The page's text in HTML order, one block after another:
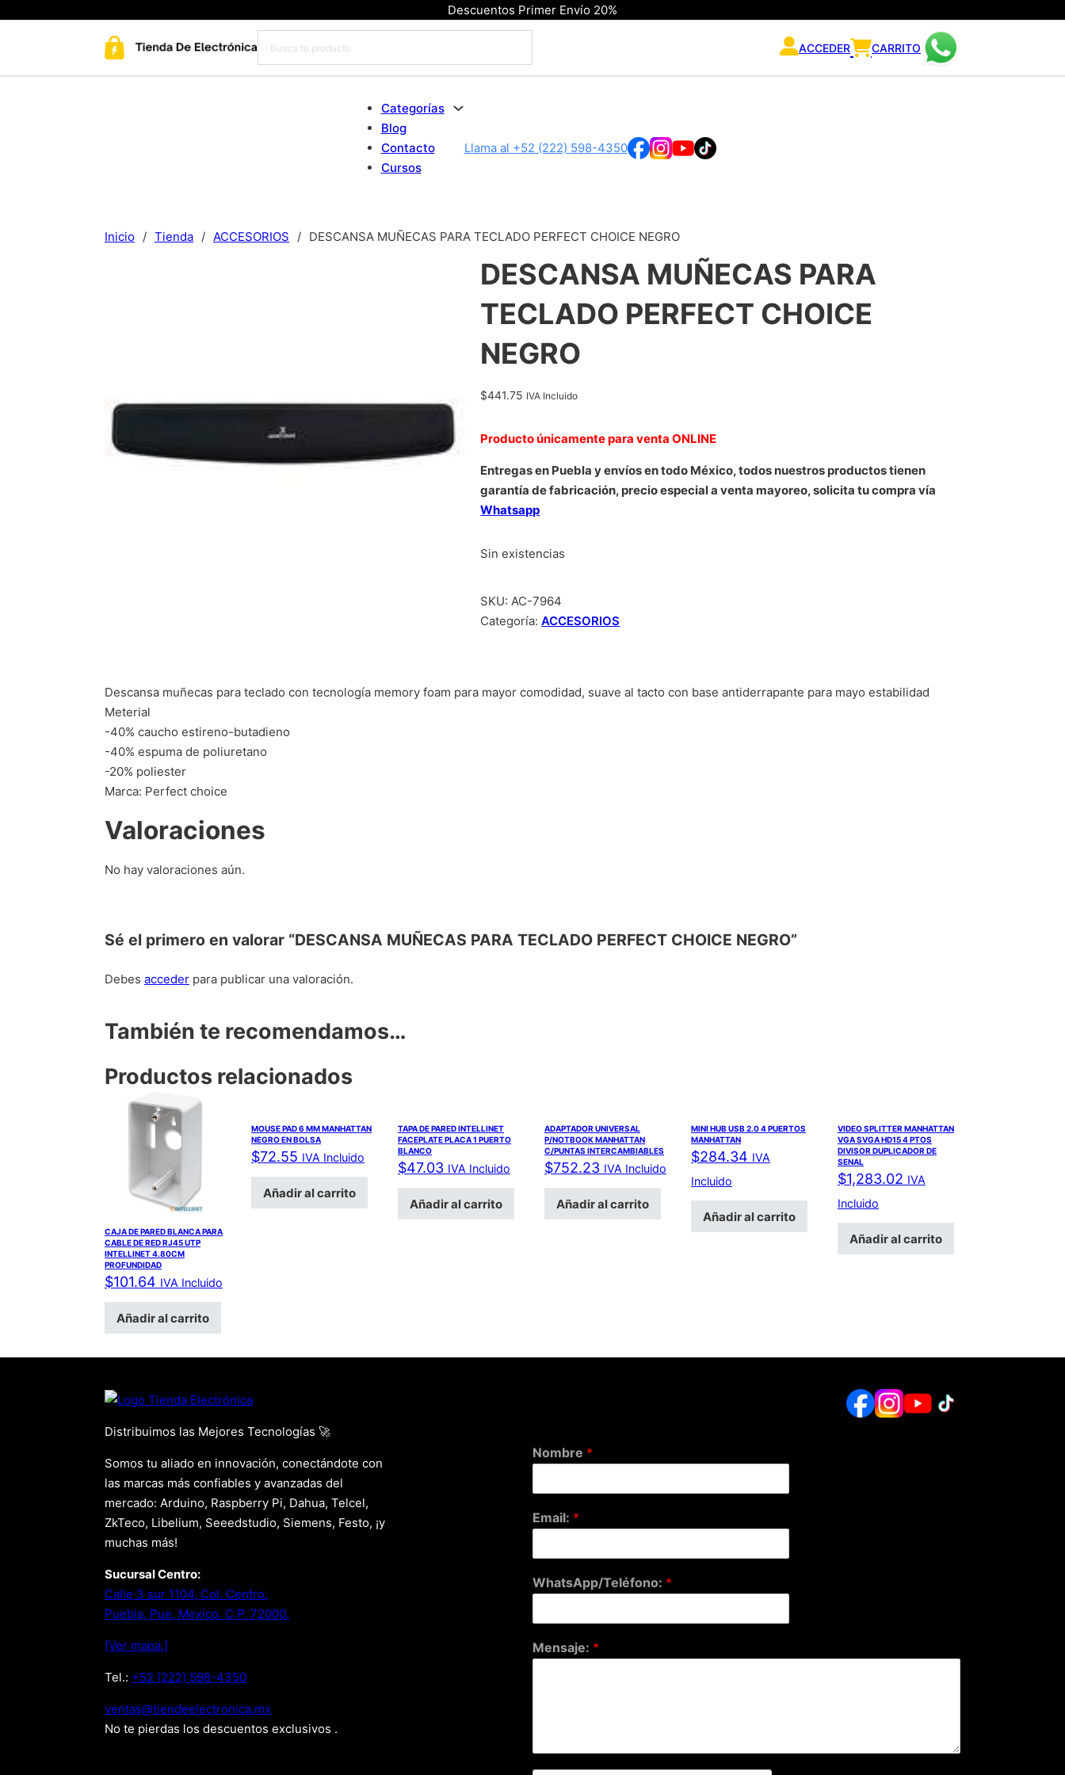
Descuentos Primer Envío 20%
ACCEDER CARRITO
Categorías
Blog
Contacto
Cursos
Llama al +52 (222) 598-4350
Inicio / Tienda / ACCESORIOS / DESCANSA MUÑECAS PARA TECLADO PERFECT CHOICE NEGRO
DESCANSA MUÑECAS PARA
TECLADO PERFECT CHOICE
NEGRO
$441.75 IVA Incluido
Producto únicamente para venta ONLINE
Entregas en Puebla y envíos en todo México, todos nuestros productos tienen
garantía de fabricación, precio especial a venta mayoreo, solicita tu compra vía
Whatsapp
Sin existencias
SKU:AC-7964
Categoría:ACCESORIOS
Descansa muñecas para teclado con tecnología memory foam para mayor comodidad, suave al tacto con base antiderrapante para mayo estabilidad
Meterial
-40% caucho estireno-butadieno
-40% espuma de poliuretano
-20% poliester
Marca: Perfect choice
Valoraciones
No hay valoraciones aún.
Sé el primero en valorar “DESCANSA MUÑECAS PARA TECLADO PERFECT CHOICE NEGRO”
Debes acceder para publicar una valoración.
También te recomendamos…
Productos relacionados
CAJA DE PARED BLANCA PARA
CABLE DE RED RJ45 UTP
INTELLINET 4.80CM
PROFUNDIDAD
$101.64 IVA Incluido
Añadir al carrito
MOUSE PAD 6 MM MANHATTAN
NEGRO EN BOLSA
$72.55 IVA Incluido
Añadir al carrito
TAPA DE PARED INTELLINET
FACEPLATE PLACA 1 PUERTO
BLANCO
$47.03 IVA Incluido
Añadir al carrito
ADAPTADOR UNIVERSAL
P/NOTBOOK MANHATTAN
C/PUNTAS INTERCAMBIABLES
$752.23 IVA Incluido
Añadir al carrito
MINI HUB USB 2.0 4 PUERTOS
MANHATTAN
$284.34 IVA
Incluido
Añadir al carrito
VIDEO SPLITTER MANHATTAN
VGA SVGA HD15 4 PTOS
DIVISOR DUPLICADOR DE
SENAL
$1,283.02 IVA
Incluido
Añadir al carrito
Distribuimos las Mejores Tecnologías 🚀
Somos tu aliado en innovación, conectándote con
las marcas más confiables y avanzadas del
mercado: Arduino, Raspberry Pi, Dahua, Telcel,
ZkTeco, Libelium, Seeedstudio, Siemens, Festo, ¡y
muchas más!
Sucursal Centro:
Calle 3 sur 1104, Col. Centro.
Puebla, Pue. Mexico. C.P. 72000.
[Ver mapa.]
Tel.: +52 (222) 598-4350
xm.acinortceleedneit@satnev
No te pierdas los descuentos exclusivos .
Nombre *
Email: *
WhatsApp/Teléfono: *
Mensaje: *